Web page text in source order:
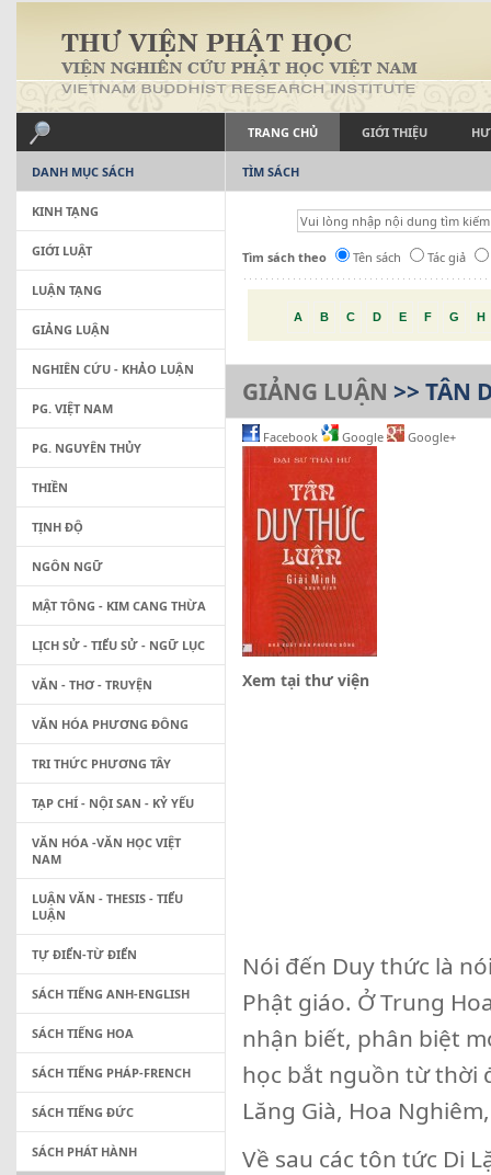
TRANG CHỦ GIỚI THIỆU
TÌM SÁCH
Tìm sách theo Tên sách Tác giả
A B C D E F G H
GIẢNG LUẬN >> TÂN
Facebook Google Google+
Xem tại thư viện
Nói đến Duy thức là
Phật giáo. Ở Trung
nhận biết, phân biệt
học bắt nguồn từ thời
Lăng Già, Hoa
Về sau các tôn tức Di
DANH MỤC SÁCH
KINH TẠNG
GIỚI LUẬT
LUẬN TẠNG
GIẢNG LUẬN
NGHIÊN CỨU - KHẢO LUẬN
PG. VIỆT NAM
PG. NGUYÊN THỦY
THIỀN
TỊNH ĐỘ
NGÔN NGỮ
MẬT TÔNG - KIM CANG THỪA
LỊCH SỬ - TIỂU SỬ - NGỮ LỤC
VĂN - THƠ - TRUYỆN
VĂN HÓA PHƯƠNG ĐÔNG
TRI THỨC PHƯƠNG TÂY
TẠP CHÍ - NỘI SAN - KỶ YẾU
VĂN HÓA -VĂN HỌC VIỆT
NAM
LUẬN VĂN - THESIS - TIỂU
LUẬN
TỰ ĐIỂN-TỪ ĐIỂN
SÁCH TIẾNG ANH-ENGLISH
SÁCH TIẾNG HOA
SÁCH TIẾNG PHÁP-FRENCH
SÁCH TIẾNG ĐỨC
SÁCH PHÁT HÀNH